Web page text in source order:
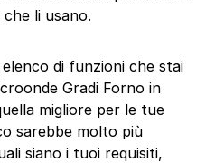
li usano.
di funzioni che stai
Gradi Forno in
migliore per le tue
sarebbe molto più
siano i tuoi requisiti,